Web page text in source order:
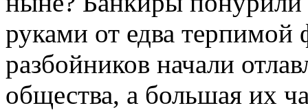
руками от едва терпимой
разбойников начали
общества, а большая их